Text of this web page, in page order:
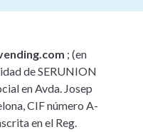
; (en
de SERUNION
en Avda. Josep
CIF número A-
en el Reg.